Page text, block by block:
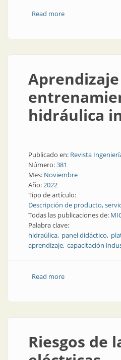
Read moreabout Confirmado:
hidráulica
Publicado en: Revista
Número:381
Mes: Noviembre
Año:2022
Tipo de artículo:
Descripción de producto,
Todas las publicaciones de:
Palabra clave:
hidraúlica panel didáctico
aprendizaje capacitación
Read moreabout Aprendizaje
Riesgos de